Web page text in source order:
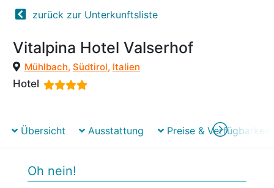
zurück zur Unterkunftsliste
Vitalpina Hotel Valserhof
Mühlbach, Südtirol, Italien
Hotel
Übersicht Ausstattung Preise & Verfügbarkeit
Oh nein!